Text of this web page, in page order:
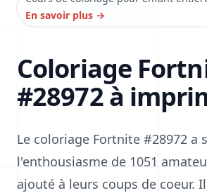
En savoir plus →
Coloriage
#28972 à
Le coloriage Fortnite #28972 a
l'enthousiasme de 1051
ajouté à leurs coups de coeur.